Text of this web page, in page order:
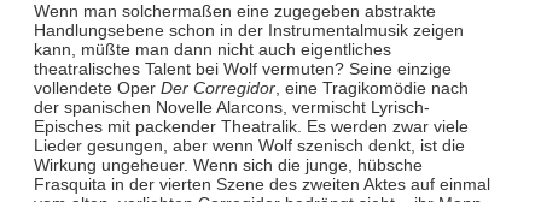
Wenn man solchermaßen eine zugegeben abstrakte
Handlungsebene schon in der Instrumentalmusik zeigen
kann, müßte man dann nicht auch eigentliches
theatralisches Talent bei Wolf vermuten? Seine einzige
vollendete Oper Der Corregidor, eine Tragikomödie nach
der spanischen Novelle Alarcons, vermischt Lyrisch-
Episches mit packender Theatralik. Es werden zwar viele
Lieder gesungen, aber wenn Wolf szenisch denkt, ist die
Wirkung ungeheuer. Wenn sich die junge, hübsche
Frasquita in der vierten Szene des zweiten Aktes auf einmal